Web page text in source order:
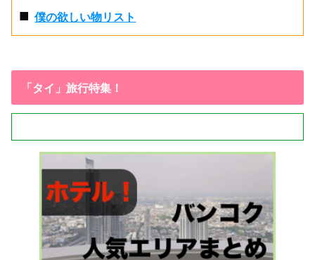
■僕の欲しい物リスト
「タイ」旅行特集！